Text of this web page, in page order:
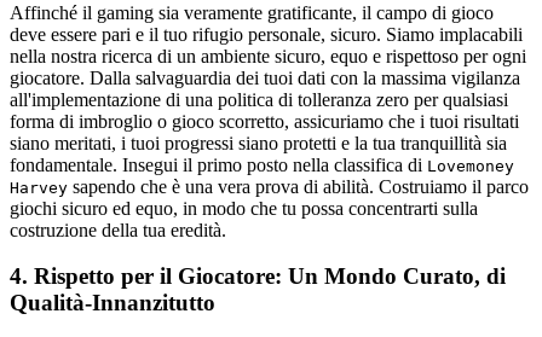
Affinché il gaming sia veramente gratificante, il campo di gioco
deve essere pari e il tuo rifugio personale, sicuro. Siamo implacabili
nella nostra ricerca di un ambiente sicuro, equo e rispettoso per ogni
giocatore. Dalla salvaguardia dei tuoi dati con la massima vigilanza
all'implementazione di una politica di tolleranza zero per qualsiasi
forma di imbroglio o gioco scorretto, assicuriamo che i tuoi risultati
siano meritati, i tuoi progressi siano protetti e la tua tranquillità sia
fondamentale. Insegui il primo posto nella classifica di Lovemoney
Harvey sapendo che è una vera prova di abilità. Costruiamo il parco
giochi sicuro ed equo, in modo che tu possa concentrarti sulla
costruzione della tua eredità.
4. Rispetto per il Giocatore: Un Mondo Curato, di
Qualità-Innanzitutto